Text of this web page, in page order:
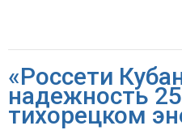
«Россети
надежность
тихорецком